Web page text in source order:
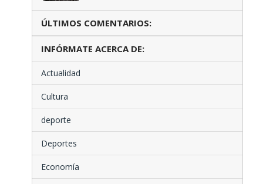
ÚLTIMOS COMENTARIOS:
INFÓRMATE ACERCA DE:
Actualidad
Cultura
deporte
Deportes
Economía